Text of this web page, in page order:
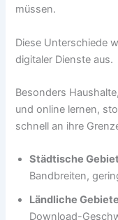
müssen.
Diese Unterschiede
digitaler Dienste aus.
Besonders
und online lernen,
schnell an ihre
Städtische
Bandbreiten,
Ländliche
Download-